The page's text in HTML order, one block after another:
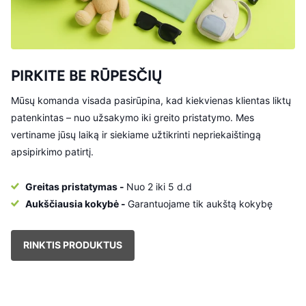
PIRKITE BE RŪPESČIŲ
Mūsų komanda visada pasirūpina, kad kiekvienas klientas liktų
patenkintas – nuo užsakymo iki greito pristatymo. Mes
vertiname jūsų laiką ir siekiame užtikrinti nepriekaištingą
apsipirkimo patirtį.
Greitas pristatymas - Nuo 2 iki 5 d.d
Aukščiausia kokybė - Garantuojame tik aukštą kokybę
RINKTIS PRODUKTUS